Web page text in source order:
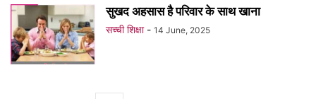
सुखद अहसास है परिवार के साथ खाना
सच्ची शिक्षा - 14 June, 2025